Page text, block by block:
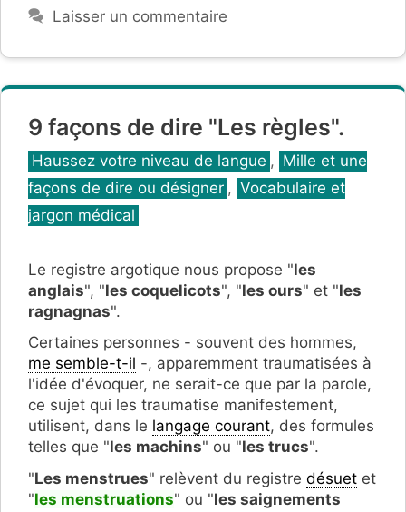
Laisser un commentaire
9 façons de dire "Les règles".
Catégories
Haussez votre niveau de langue , Mille et une
façons de dire ou désigner , Vocabulaire et
jargon médical
Le registre argotique nous propose "les
anglais", "les coquelicots", "les ours" et "les
ragnagnas".
Certaines personnes - souvent des hommes,
me semble-t-il -, apparemment traumatisées à
l'idée d'évoquer, ne serait-ce que par la parole,
ce sujet qui les traumatise manifestement,
utilisent, dans le langage courant, des formules
telles que "les machins" ou "les trucs".
"Les menstrues" relèvent du registre désuet et
"les menstruations" ou "les saignements